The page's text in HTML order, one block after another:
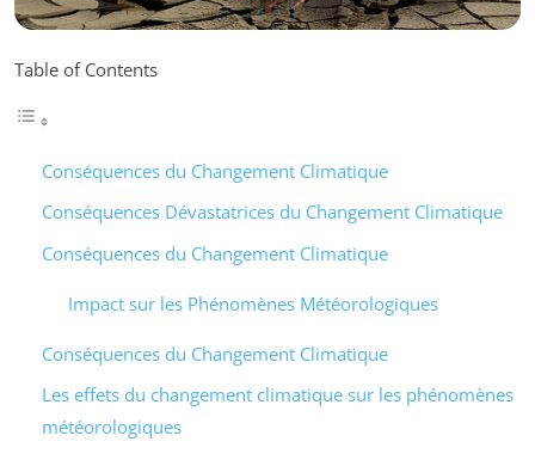
Table of Contents
Conséquences du Changement Climatique
Conséquences Dévastatrices du Changement Climatique
Conséquences du Changement Climatique
Impact sur les Phénomènes Météorologiques
Conséquences du Changement Climatique
Les effets du changement climatique sur les phénomènes
météorologiques